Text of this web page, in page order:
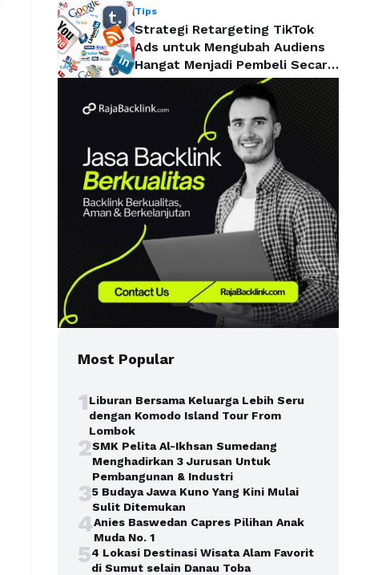
Tips
Strategi Retargeting TikTok
Ads untuk Mengubah Audiens
Hangat Menjadi Pembeli Secara
Efektif
Most Popular
1Liburan Bersama Keluarga Lebih Seru
dengan Komodo Island Tour From
Lombok
2SMK Pelita Al-Ikhsan Sumedang
Menghadirkan 3 Jurusan Untuk
Pembangunan & Industri
35 Budaya Jawa Kuno Yang Kini Mulai
Sulit Ditemukan
4Anies Baswedan Capres Pilihan Anak
Muda No. 1
54 Lokasi Destinasi Wisata Alam Favorit
di Sumut selain Danau Toba